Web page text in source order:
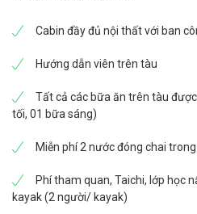
để thanh toán hóa đơn (nếu
10h00. Quý khách ăn trưa
đoàn.
12:00: Lên xe trở về Hà Nội
14:30 – 15:00: Về đến Hà Nội.
ngày 1 đêm trên du thuyền
Phòng Deluxe hướng biển
Tiện nghi tại chỗ
Truy Cập Internet, Phòng
Bàn, Tủ Lạnh Mini, Điện Thoại,
Máy Pha Trà/ Cà Phê, Khu
Cabin đầy đủ nội thất với ban
Hướng dẫn viên trên tàu
Tất cả các bữa ăn trên tàu
tối, 01 bữa sáng)
Miễn phí 2 nước đóng chai
Phí tham quan, Taichi, lớp học
kayak (2 người/ kayak)